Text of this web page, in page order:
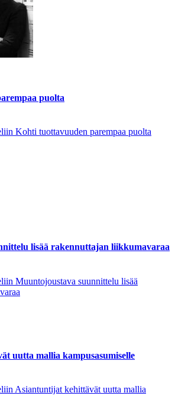
puolta
Kohti tuottavuuden parempaa puolta
lisää rakennuttajan liikkumavaraa
Muuntojoustava suunnittelu lisää
uutta mallia kampusasumiselle
Asiantuntijat kehittävät uutta mallia